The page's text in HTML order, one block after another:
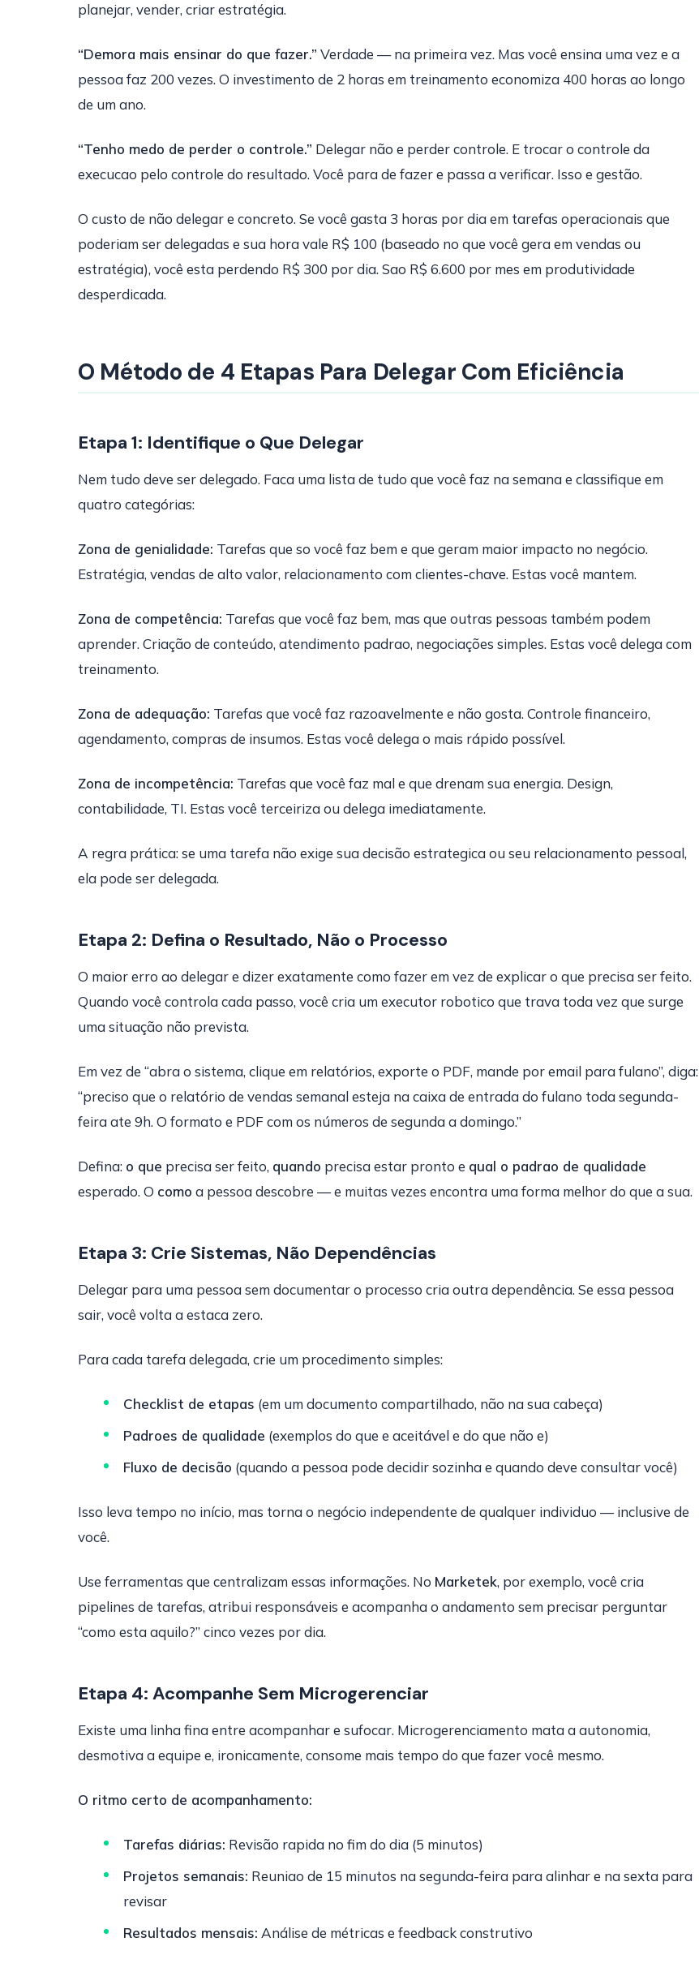
planejar, vender, criar estratégia.
“Demora mais ensinar do que fazer.” Verdade — na primeira vez. Mas você ensina uma vez e a
pessoa faz 200 vezes. O investimento de 2 horas em treinamento economiza 400 horas ao longo
de um ano.
“Tenho medo de perder o controle.” Delegar não e perder controle. E trocar o controle da
execucao pelo controle do resultado. Você para de fazer e passa a verificar. Isso e gestão.
O custo de não delegar e concreto. Se você gasta 3 horas por dia em tarefas operacionais que
poderiam ser delegadas e sua hora vale R$ 100 (baseado no que você gera em vendas ou
estratégia), você esta perdendo R$ 300 por dia. Sao R$ 6.600 por mes em produtividade
desperdicada.
O Método de 4 Etapas Para Delegar Com Eficiência
Etapa 1: Identifique o Que Delegar
Nem tudo deve ser delegado. Faca uma lista de tudo que você faz na semana e classifique em
quatro categórias:
Zona de genialidade: Tarefas que so você faz bem e que geram maior impacto no negócio.
Estratégia, vendas de alto valor, relacionamento com clientes-chave. Estas você mantem.
Zona de competência: Tarefas que você faz bem, mas que outras pessoas também podem
aprender. Criação de conteúdo, atendimento padrao, negociações simples. Estas você delega com
treinamento.
Zona de adequação: Tarefas que você faz razoavelmente e não gosta. Controle financeiro,
agendamento, compras de insumos. Estas você delega o mais rápido possível.
Zona de incompetência: Tarefas que você faz mal e que drenam sua energia. Design,
contabilidade, TI. Estas você terceiriza ou delega imediatamente.
A regra prática: se uma tarefa não exige sua decisão estrategica ou seu relacionamento pessoal,
ela pode ser delegada.
Etapa 2: Defina o Resultado, Não o Processo
O maior erro ao delegar e dizer exatamente como fazer em vez de explicar o que precisa ser feito.
Quando você controla cada passo, você cria um executor robotico que trava toda vez que surge
uma situação não prevista.
Em vez de “abra o sistema, clique em relatórios, exporte o PDF, mande por email para fulano”, diga:
“preciso que o relatório de vendas semanal esteja na caixa de entrada do fulano toda segunda-
feira ate 9h. O formato e PDF com os números de segunda a domingo.”
Defina: o que precisa ser feito, quando precisa estar pronto e qual o padrao de qualidade
esperado. O como a pessoa descobre — e muitas vezes encontra uma forma melhor do que a sua.
Etapa 3: Crie Sistemas, Não Dependências
Delegar para uma pessoa sem documentar o processo cria outra dependência. Se essa pessoa
sair, você volta a estaca zero.
Para cada tarefa delegada, crie um procedimento simples:
Checklist de etapas (em um documento compartilhado, não na sua cabeça)
Padroes de qualidade (exemplos do que e aceitável e do que não e)
Fluxo de decisão (quando a pessoa pode decidir sozinha e quando deve consultar você)
Isso leva tempo no início, mas torna o negócio independente de qualquer individuo — inclusive de
você.
Use ferramentas que centralizam essas informações. No Marketek, por exemplo, você cria
pipelines de tarefas, atribui responsáveis e acompanha o andamento sem precisar perguntar
“como esta aquilo?” cinco vezes por dia.
Etapa 4: Acompanhe Sem Microgerenciar
Existe uma linha fina entre acompanhar e sufocar. Microgerenciamento mata a autonomia,
desmotiva a equipe e, ironicamente, consome mais tempo do que fazer você mesmo.
O ritmo certo de acompanhamento:
Tarefas diárias: Revisão rapida no fim do dia (5 minutos)
Projetos semanais: Reuniao de 15 minutos na segunda-feira para alinhar e na sexta para
revisar
Resultados mensais: Análise de métricas e feedback construtivo